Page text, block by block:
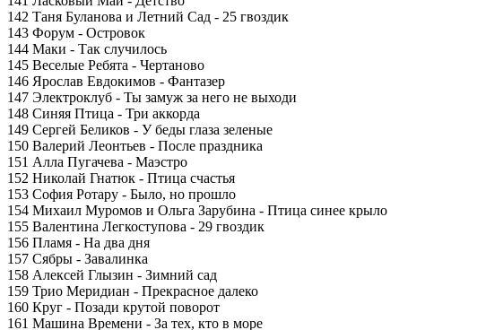
142 Таня Буланова и Летний Сад - 25 гвоздик
143 Форум - Островок
144 Маки - Так случилось
145 Веселые Ребята - Чертаново
146 Ярослав Евдокимов - Фантазер
147 Электроклуб - Ты замуж за него не выходи
148 Синяя Птица - Три аккорда
149 Сергей Беликов - У беды глаза зеленые
150 Валерий Леонтьев - После праздника
151 Алла Пугачева - Маэстро
152 Николай Гнатюк - Птица счастья
153 София Ротару - Было, но прошло
154 Михаил Муромов и Ольга Зарубина - Птица синее крыло
155 Валентина Легкоступова - 29 гвоздик
156 Пламя - На два дня
157 Сябры - Завалинка
158 Алексей Глызин - Зимний сад
159 Трио Меридиан - Прекрасное далеко
160 Круг - Позади крутой поворот
161 Машина Времени - За тех, кто в море